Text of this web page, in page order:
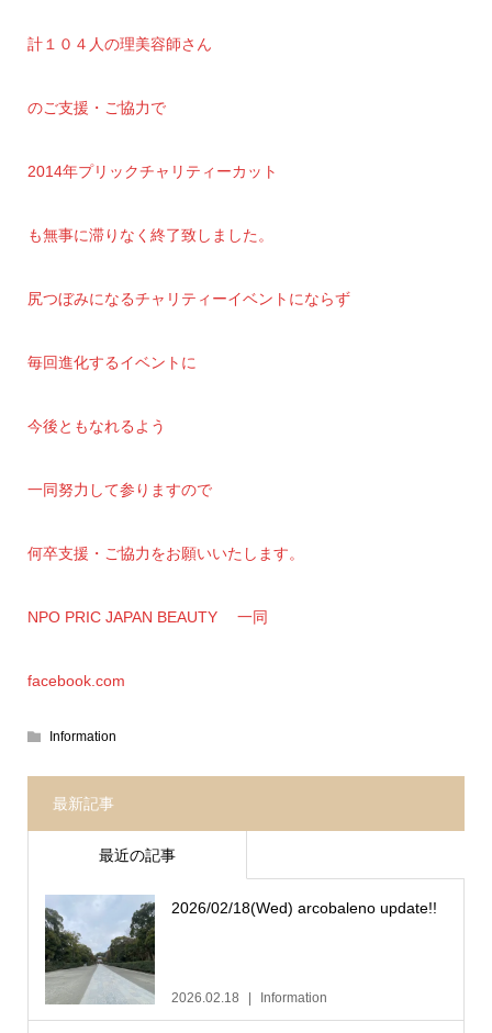
計１０４人の理美容師さん
のご支援・ご協力で
2014年プリックチャリティーカット
も無事に滞りなく終了致しました。
尻つぼみになるチャリティーイベントにならず
毎回進化するイベントに
今後ともなれるよう
一同努力して参りますので
何卒支援・ご協力をお願いいたします。
NPO PRIC JAPAN BEAUTY 一同
facebook.com
Information
最新記事
最近の記事
2026/02/18(Wed) arcobaleno update!!
2026.02.18 Information